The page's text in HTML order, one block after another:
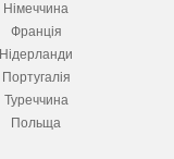
Німеччина
Франція
Нідерланди
Португалія
Туреччина
Польща